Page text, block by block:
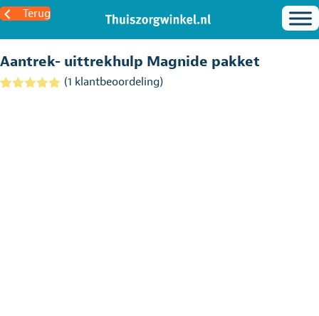
Terug
Aantrek- uittrekhulp Magnide pakket
(1 klantbeoordeling)